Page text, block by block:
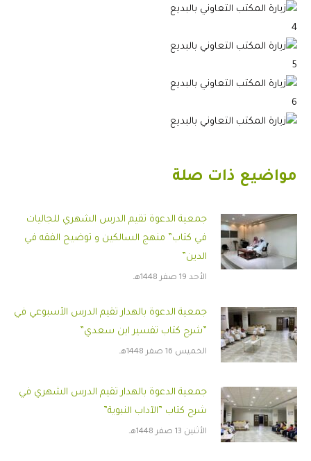
4
5
6
مواضيع ذات صلة
جمعية الدعوة تقيم الدرس الشهري للجاليات
في كتاب” منهج السالكين و توضيح الفقه في
الدين”
الأحد 19 صفر 1448هـ
جمعية الدعوة بالهدار تقيم الدرس الأسبوعي في
”شرح كتاب تفسير ابن سعدي”
الخميس 16 صفر 1448هـ
جمعية الدعوة بالهدار تقيم الدرس الشهري في
شرح كتاب ”الآداب النبوية”
الأثنين 13 صفر 1448هـ